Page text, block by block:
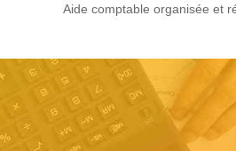
Aide comptable organisée et